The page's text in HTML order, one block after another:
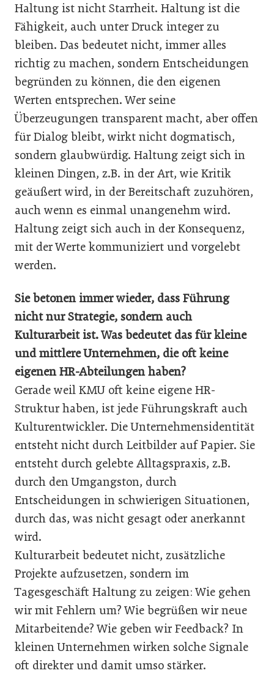
Haltung ist nicht Starrheit. Haltung ist die
Fähigkeit, auch unter Druck integer zu
bleiben. Das bedeutet nicht, immer alles
richtig zu machen, sondern Entscheidungen
begründen zu können, die den eigenen
Werten entsprechen. Wer seine
Überzeugungen transparent macht, aber offen
für Dialog bleibt, wirkt nicht dogmatisch,
sondern glaubwürdig. Haltung zeigt sich in
kleinen Dingen, z.B. in der Art, wie Kritik
geäußert wird, in der Bereitschaft zuzuhören,
auch wenn es einmal unangenehm wird.
Haltung zeigt sich auch in der Konsequenz,
mit der Werte kommuniziert und vorgelebt
werden.
Sie betonen immer wieder, dass Führung
nicht nur Strategie, sondern auch
Kulturarbeit ist. Was bedeutet das für kleine
und mittlere Unternehmen, die oft keine
eigenen HR-Abteilungen haben?
Gerade weil KMU oft keine eigene HR-
Struktur haben, ist jede Führungskraft auch
Kulturentwickler. Die Unternehmensidentität
entsteht nicht durch Leitbilder auf Papier. Sie
entsteht durch gelebte Alltagspraxis, z.B.
durch den Umgangston, durch
Entscheidungen in schwierigen Situationen,
durch das, was nicht gesagt oder anerkannt
wird.
Kulturarbeit bedeutet nicht, zusätzliche
Projekte aufzusetzen, sondern im
Tagesgeschäft Haltung zu zeigen: Wie gehen
wir mit Fehlern um? Wie begrüßen wir neue
Mitarbeitende? Wie geben wir Feedback? In
kleinen Unternehmen wirken solche Signale
oft direkter und damit umso stärker.